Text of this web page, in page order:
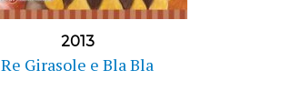
2013
Re Girasole e Bla Bla